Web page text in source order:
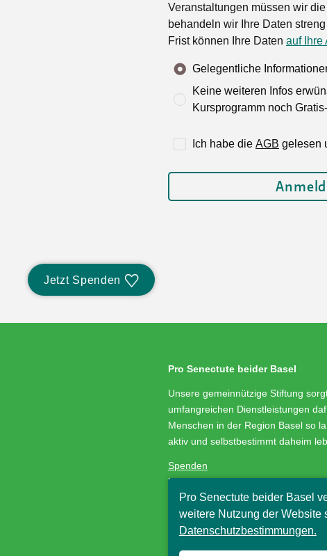
Veranstaltungen müssen wir
behandeln wir Ihre Daten
Frist können Ihre Daten auf Ihre
Gelegentliche
Keine weiteren Infos
Kursprogramm noch
Ich habe die AGB gelesen
Jetzt Spenden
Pro Senectute beider Basel
Unsere gemeinnützige Stiftung
umfangreichen Dienstleistungen
Menschen in der Region Basel so
aktiv und selbstbestimmt daheim
Spenden
Medienservice
Stellenangebote
Impressum/Datenschutz
© Pro Senectute beider Basel, 2018
Pro Senectute beider Basel
weitere Nutzung der Website
Datenschutzbestimmungen.